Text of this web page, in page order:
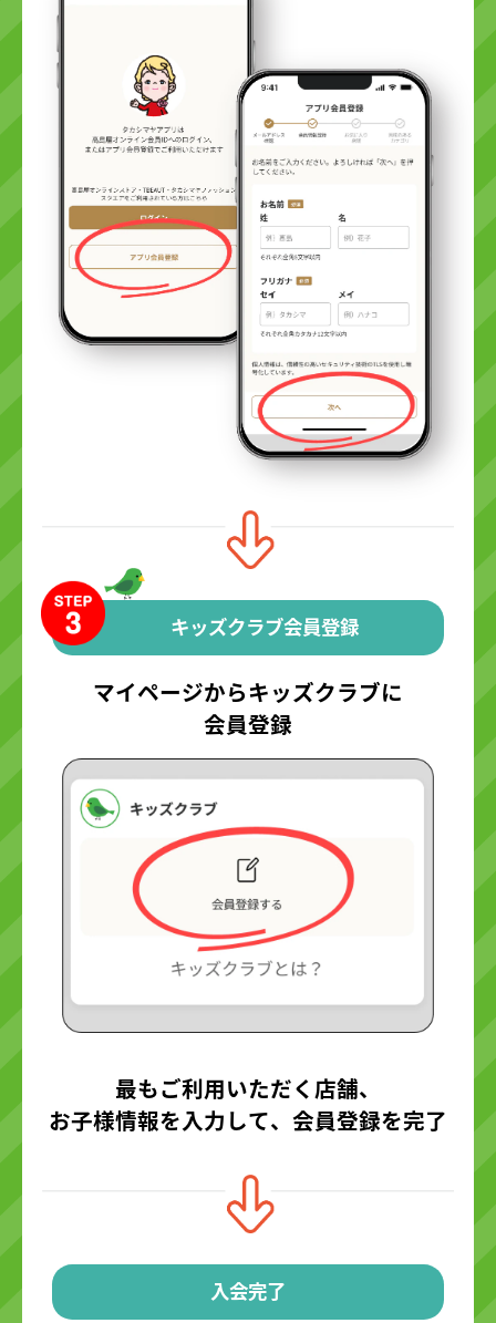
キッズクラブ会員登録
マイページからキッズクラブに
会員登録
最もご利用いただく店舗、
お子様情報を入力して、会員登録を完了
入会完了